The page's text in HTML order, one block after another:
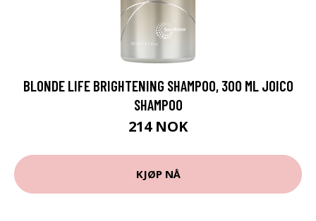
BLONDE LIFE BRIGHTENING SHAMPOO, 300 ML JOICO
SHAMPOO
214 NOK
KJØP NÅ